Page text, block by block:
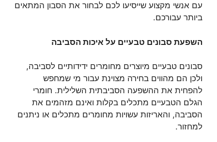
עם אנשי מקצוע שייסיעו לכם לבחור את הסבון המתאים
ביותר עבורכם.
השפעת סבונים טבעיים על איכות הסביבה
סבונים טבעיים מיוצרים מחומרים ידידותיים לסביבה,
ולכן הם מהווים בחירה מצוינת עבור מי שמחפש
להפחית את ההשפעה הסביבתית השלילית. חומרי
הגלם הטבעיים מתכלים בקלות ואינם מזהמים את
הסביבה, והאריזות עשויות מחומרים מתכלים או ניתנים
למחזור.